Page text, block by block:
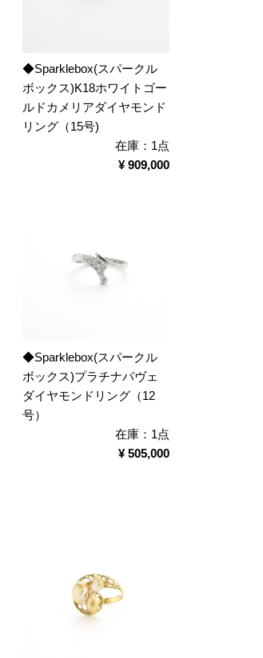
◆Sparklebox(スパークル
ボックス)K18ホワイトゴー
ルドカメリアダイヤモンド
リング（15号)
在庫：1点
¥ 909,000
◆Sparklebox(スパークル
ボックス)プラチナパヴェ
ダイヤモンドリング（12
号）
在庫：1点
¥ 505,000